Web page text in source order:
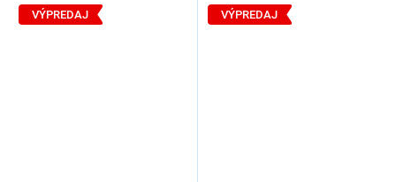
VÝPREDAJ VÝPREDAJ